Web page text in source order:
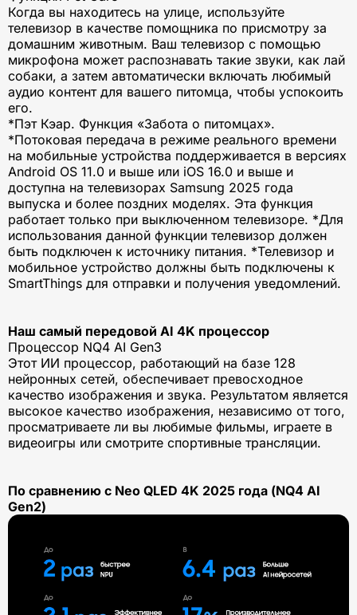
Когда вы находитесь на улице, используйте
телевизор в качестве помощника по присмотру за
домашним животным. Ваш телевизор с помощью
микрофона может распознавать такие звуки, как лай
собаки, а затем автоматически включать любимый
аудио контент для вашего питомца, чтобы успокоить
его.
*Пэт Кэар. Функция «Забота о питомцах».
*Потоковая передача в режиме реального времени
на мобильные устройства поддерживается в версиях
Android OS 11.0 и выше или iOS 16.0 и выше и
доступна на телевизорах Samsung 2025 года
выпуска и более поздних моделях. Эта функция
работает только при выключенном телевизоре. *Для
использования данной функции телевизор должен
быть подключен к источнику питания. *Телевизор и
мобильное устройство должны быть подключены к
SmartThings для отправки и получения уведомлений.
Наш самый передовой AI 4K процессор
Процессор NQ4 AI Gen3
Этот ИИ процессор, работающий на базе 128
нейронных сетей, обеспечивает превосходное
качество изображения и звука. Результатом является
высокое качество изображения, независимо от того,
просматриваете ли вы любимые фильмы, играете в
видеоигры или смотрите спортивные трансляции.
По сравнению с Neo QLED 4K 2025 года (NQ4 AI
Gen2)